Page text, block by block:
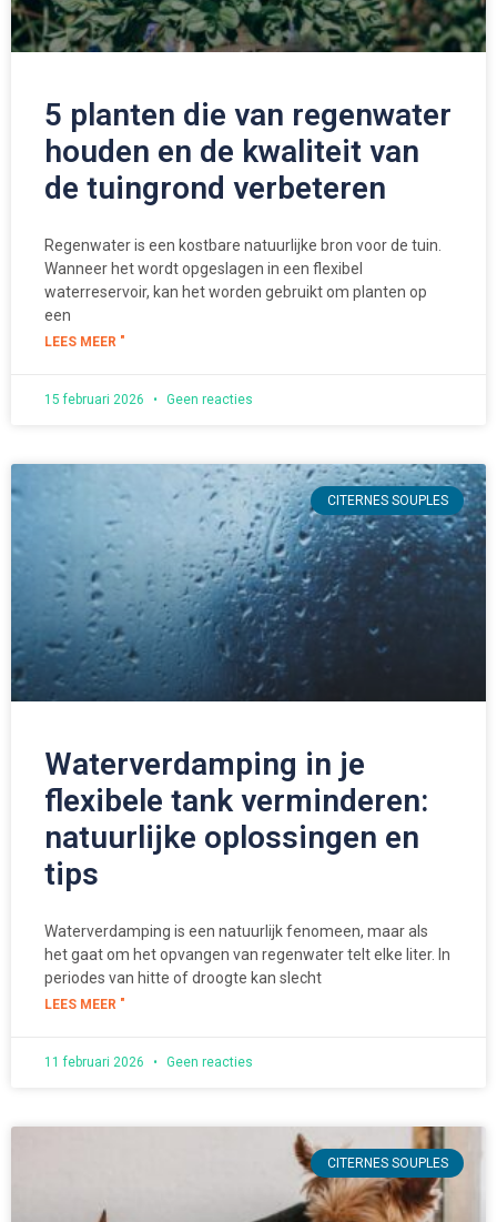
5 planten die van regenwater
houden en de kwaliteit van
de tuingrond verbeteren
Regenwater is een kostbare natuurlijke bron voor de tuin.
Wanneer het wordt opgeslagen in een flexibel
waterreservoir, kan het worden gebruikt om planten op
een
LEES MEER "
15 februari 2026 Geen reacties
CITERNES SOUPLES
Waterverdamping in je
flexibele tank verminderen:
natuurlijke oplossingen en
tips
Waterverdamping is een natuurlijk fenomeen, maar als
het gaat om het opvangen van regenwater telt elke liter. In
periodes van hitte of droogte kan slecht
LEES MEER "
11 februari 2026 Geen reacties
CITERNES SOUPLES